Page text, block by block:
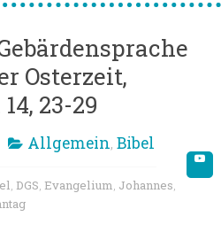
Osterzeit,
23-29
Allgemein,Bibel
, DGS, Evangelium, Johannes,